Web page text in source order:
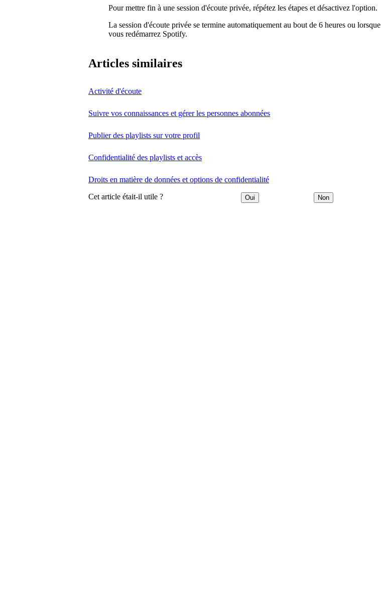
Pour mettre fin à une session d'écoute privée, répétez les étapes et désactivez l'option.
La session d'écoute privée se termine automatiquement au bout de 6 heures ou lorsque
vous redémarrez Spotify.
Articles similaires
Activité d'écoute
Suivre vos connaissances et gérer les personnes abonnées
Publier des playlists sur votre profil
Confidentialité des playlists et accès
Droits en matière de données et options de confidentialité
Cet article était-il utile ? Oui Non